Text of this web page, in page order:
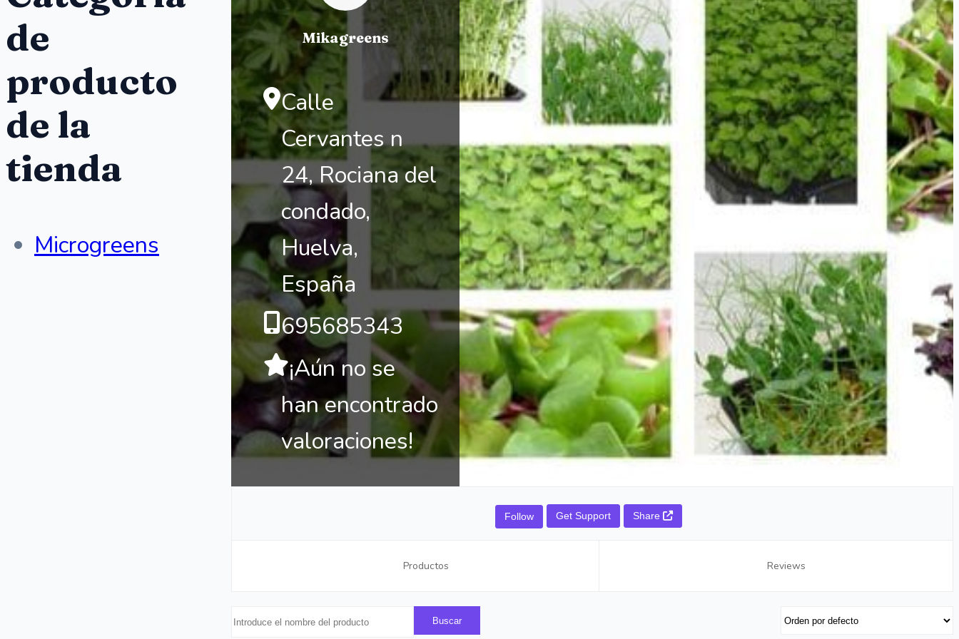
de
producto
de la
tienda
Microgreens
Mikagreens
Calle
Cervantes n
24,Rociana del
condado,
Huelva,
España
695685343
¡Aún no se
han encontrado
valoraciones!
Share
Get Support
Follow
Productos Reviews